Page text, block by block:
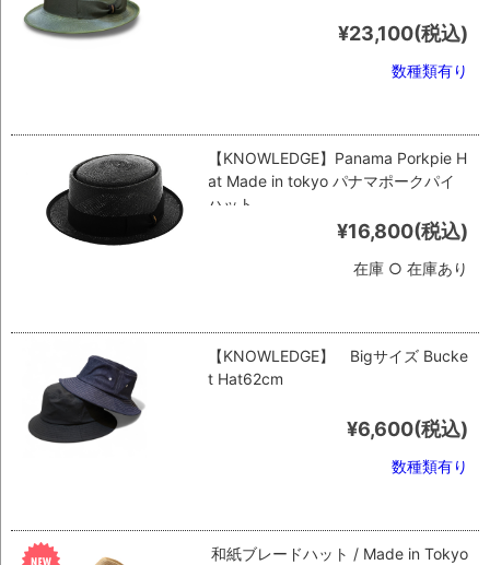
¥23,100(税込)
数種類有り
【KNOWLEDGE】Panama Porkpie H
at Made in tokyo パナマポークパイ
ハット
¥16,800(税込)
在庫 ○ 在庫あり
【KNOWLEDGE】 Bigサイズ Bucke
t Hat62cm
¥6,600(税込)
数種類有り
和紙ブレードハット / Made in Tokyo